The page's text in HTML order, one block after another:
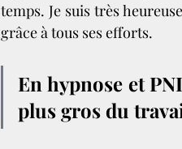
temps. Je suis très
grâce à tous ses efforts.
En hypnose et
plus gros du